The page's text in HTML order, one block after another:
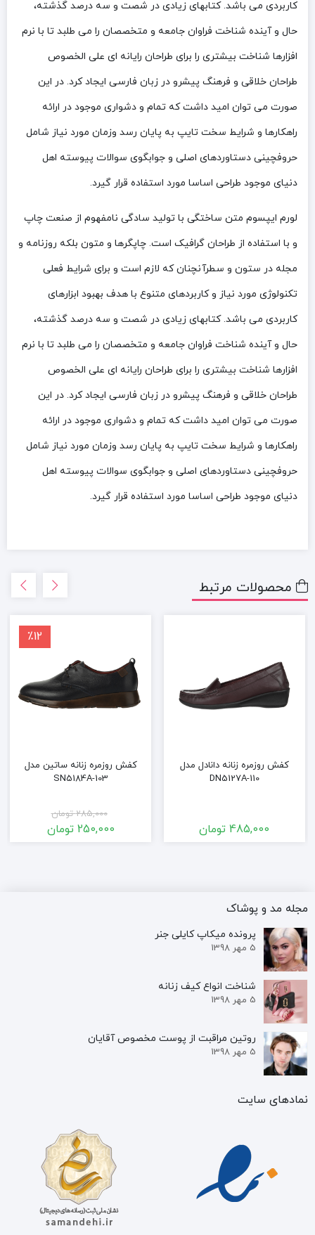
کاربردی می باشد. کتابهای زیادی در شصت و سه درصد گذشته،
حال و آینده شناخت فراوان جامعه و متخصصان را می طلبد تا با نرم
افزارها شناخت بیشتری را برای طراحان رایانه ای علی الخصوص
طراحان خلاقی و فرهنگ پیشرو در زبان فارسی ایجاد کرد. در این
صورت می توان امید داشت که تمام و دشواری موجود در ارائه
راهکارها و شرایط سخت تایپ به پایان رسد وزمان مورد نیاز شامل
حروفچینی دستاوردهای اصلی و جوابگوی سوالات پیوسته اهل
دنیای موجود طراحی اساسا مورد استفاده قرار گیرد.
لورم ایپسوم متن ساختگی با تولید سادگی نامفهوم از صنعت چاپ
و با استفاده از طراحان گرافیک است. چاپگرها و متون بلکه روزنامه و
مجله در ستون و سطرآنچنان که لازم است و برای شرایط فعلی
تکنولوژی مورد نیاز و کاربردهای متنوع با هدف بهبود ابزارهای
کاربردی می باشد. کتابهای زیادی در شصت و سه درصد گذشته،
حال و آینده شناخت فراوان جامعه و متخصصان را می طلبد تا با نرم
افزارها شناخت بیشتری را برای طراحان رایانه ای علی الخصوص
طراحان خلاقی و فرهنگ پیشرو در زبان فارسی ایجاد کرد. در این
صورت می توان امید داشت که تمام و دشواری موجود در ارائه
راهکارها و شرایط سخت تایپ به پایان رسد وزمان مورد نیاز شامل
حروفچینی دستاوردهای اصلی و جوابگوی سوالات پیوسته اهل
دنیای موجود طراحی اساسا مورد استفاده قرار گیرد.
محصولات مرتبط
کفش روزمره زنانه دانادل مدل
DN5127A-110
485,000 تومان
٪12
کفش روزمره زنانه ساتین مدل
SN5184A-103
285,000 تومان
قیمت
250,000 تومان
قیمت
مجله مد و پوشاک
پرونده‌ میکاپ کایلی جنر
5 مهر 1398
شناخت انواع کیف زنانه
5 مهر 1398
روتین مراقبت از پوست مخصوص آقایان
5 مهر 1398
نمادهای سایت